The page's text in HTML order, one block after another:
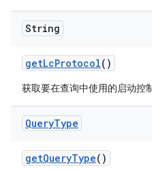
String
getLcProtocol()
获取要在查询中使用的启动控
QueryType
getQueryType()